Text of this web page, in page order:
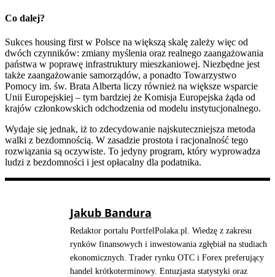
Co dalej?
Sukces housing first w Polsce na większą skalę zależy więc od
dwóch czynników: zmiany myślenia oraz realnego zaangażowania
państwa w poprawę infrastruktury mieszkaniowej. Niezbędne jest
także zaangażowanie samorządów, a ponadto Towarzystwo
Pomocy im. św. Brata Alberta liczy również na większe wsparcie
Unii Europejskiej – tym bardziej że Komisja Europejska żąda od
krajów członkowskich odchodzenia od modelu instytucjonalnego.
Wydaje się jednak, iż to zdecydowanie najskuteczniejsza metoda
walki z bezdomnością. W zasadzie prostota i racjonalność tego
rozwiązania są oczywiste. To jedyny program, który wyprowadza
ludzi z bezdomności i jest opłacalny dla podatnika.
Jakub Bandura
Redaktor portalu PortfelPolaka.pl. Wiedzę z zakresu
rynków finansowych i inwestowania zgłębiał na studiach
ekonomicznych. Trader rynku OTC i Forex preferujący
handel krótkoterminowy. Entuzjasta statystyki oraz